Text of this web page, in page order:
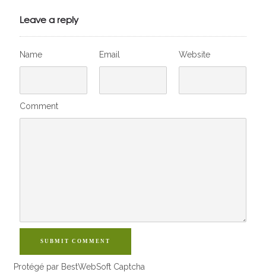
Leave a reply
Name Email Website
Comment
SUBMIT COMMENT
Protégé par BestWebSoft Captcha